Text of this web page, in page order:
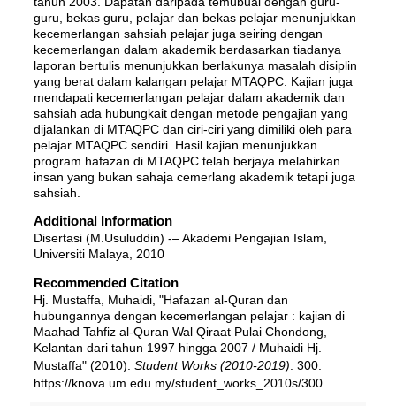
guru, bekas guru, pelajar dan bekas pelajar menunjukkan
kecemerlangan sahsiah pelajar juga seiring dengan
kecemerlangan dalam akademik berdasarkan tiadanya
laporan bertulis menunjukkan berlakunya masalah disiplin
yang berat dalam kalangan pelajar MTAQPC. Kajian juga
mendapati kecemerlangan pelajar dalam akademik dan
sahsiah ada hubungkait dengan metode pengajian yang
dijalankan di MTAQPC dan ciri-ciri yang dimiliki oleh para
pelajar MTAQPC sendiri. Hasil kajian menunjukkan
program hafazan di MTAQPC telah berjaya melahirkan
insan yang bukan sahaja cemerlang akademik tetapi juga
sahsiah.
Additional Information
Disertasi (M.Usuluddin) -– Akademi Pengajian Islam,
Universiti Malaya, 2010
Recommended Citation
Hj. Mustaffa, Muhaidi, "Hafazan al-Quran dan
hubungannya dengan kecemerlangan pelajar : kajian di
Maahad Tahfiz al-Quran Wal Qiraat Pulai Chondong,
Kelantan dari tahun 1997 hingga 2007 / Muhaidi Hj.
Mustaffa" (2010). Student Works (2010-2019) . 300.
https://knova.um.edu.my/student_works_2010s/300